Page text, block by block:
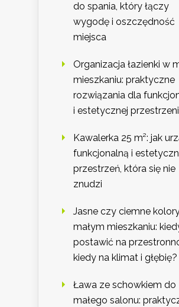
do spania, który łączy
wygodę i oszczędność
miejsca
Organizacja łazienki w
mieszkaniu: praktyczne
rozwiązania dla
i estetycznej przestrzeni
Kawalerka 25 m²: jak
funkcjonalną i
przestrzeń, która się nie
znudzi
Jasne czy ciemne
małym mieszkaniu:
postawić na
kiedy na klimat i głębię?
Ława ze schowkiem do
małego salonu: